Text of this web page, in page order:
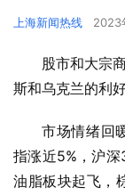
上海新闻热线 2023
股市和大宗
斯和乌克兰的利
市场情绪回
指涨近5%，沪深
油脂板块起飞，